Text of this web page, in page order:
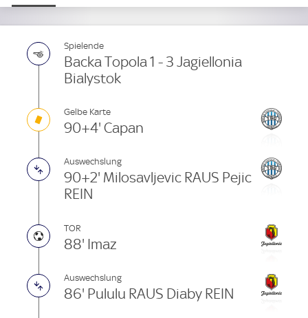
t
t
t
Spielende
Backa Topola 1 - 3 Jagiellonia
Bialystok
Gelbe Karte
90+4' Capan
Auswechslung
90+2' Milosavljevic RAUS Pejic
REIN
TOR
88' Imaz
Auswechslung
86' Pululu RAUS Diaby REIN